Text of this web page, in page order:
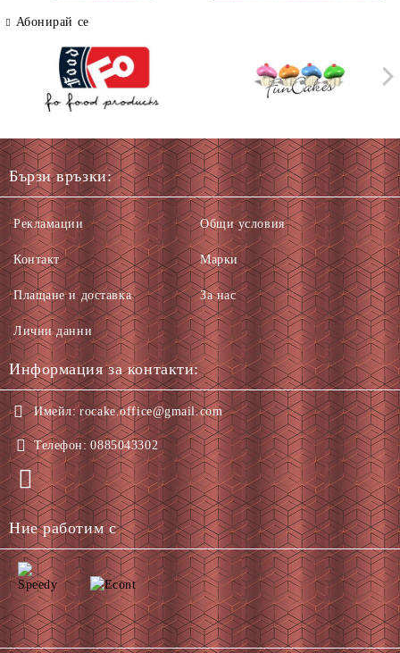
Абонирай се
Бързи връзки:
Рекламации
Контакт
Плащане и доставка
Лични данни
Общи условия
Марки
За нас
Информация за контакти:
Имейл: rocake.office@gmail.com
Телефон: 0885043302
Ние работим с